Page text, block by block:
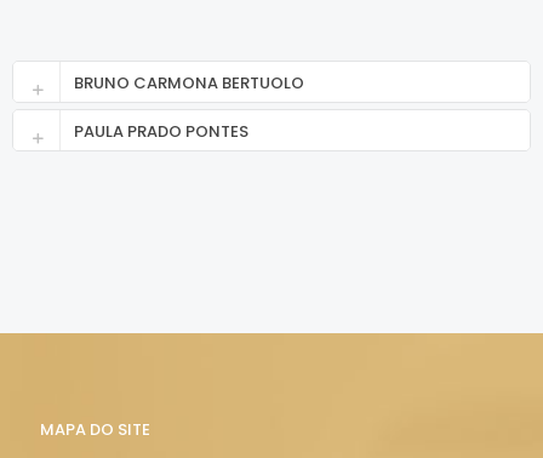
BRUNO CARMONA BERTUOLO
PAULA PRADO PONTES
MAPA DO SITE